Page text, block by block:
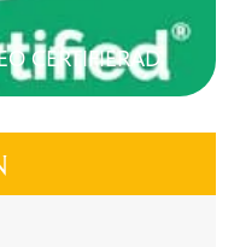
CERTIFIERAD